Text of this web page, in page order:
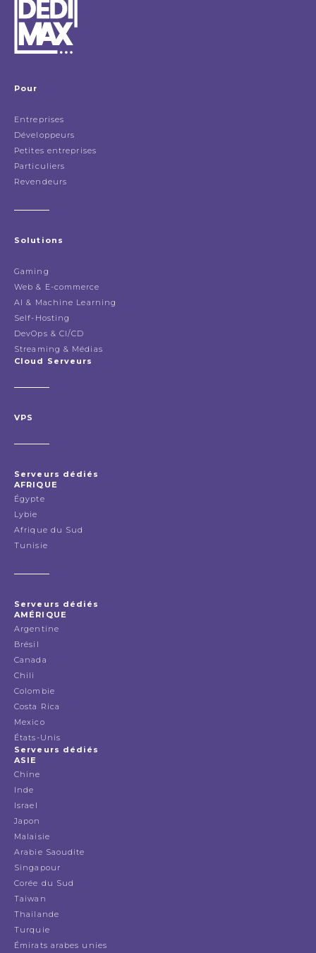
Pour
Entreprises
Développeurs
Petites entreprises
Particuliers
Revendeurs
Solutions
Gaming
Web & E-commerce
AI & Machine Learning
Self-Hosting
DevOps & CI/CD
Streaming & Médias
Cloud Serveurs
VPS
Serveurs dédiés
AFRIQUE
Égypte
Lybie
Afrique du Sud
Tunisie
Serveurs dédiés
AMÉRIQUE
Argentine
Brésil
Canada
Chili
Colombie
Costa Rica
Mexico
États-Unis
Serveurs dédiés
ASIE
Chine
Inde
Israel
Japon
Malaisie
Arabie Saoudite
Singapour
Corée du Sud
Taiwan
Thailande
Turquie
Émirats arabes unies